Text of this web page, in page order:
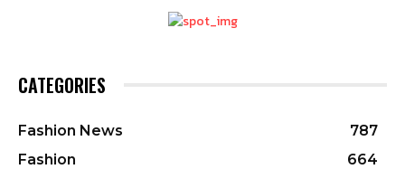
CATEGORIES
Fashion News
787
Fashion
664